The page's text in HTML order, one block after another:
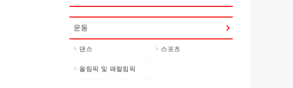
운동
댄스 스포츠
올림픽 및 패럴림픽